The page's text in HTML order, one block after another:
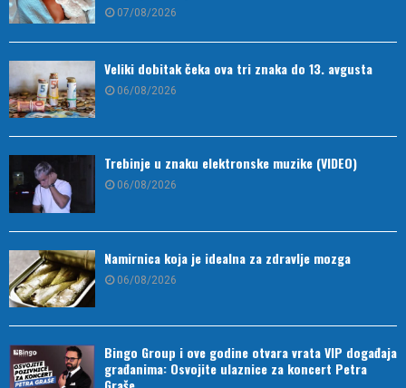
07/08/2026
Veliki dobitak čeka ova tri znaka do 13. avgusta
06/08/2026
Trebinje u znaku elektronske muzike (VIDEO)
06/08/2026
Namirnica koja je idealna za zdravlje mozga
06/08/2026
Bingo Group i ove godine otvara vrata VIP događaja
građanima: Osvojite ulaznice za koncert Petra